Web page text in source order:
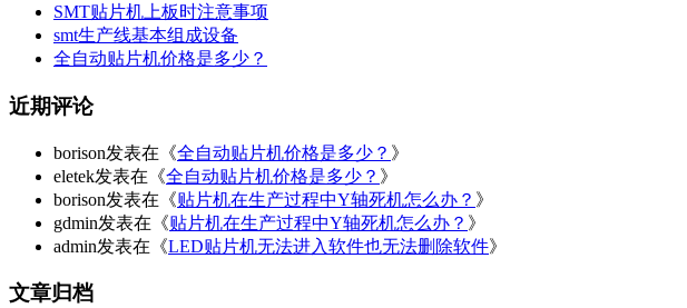
SMT贴片机上板时注意事项
smt生产线基本组成设备
全自动贴片机价格是多少？
近期评论
borison发表在《全自动贴片机价格是多少？ 》
eletek发表在《全自动贴片机价格是多少？ 》
borison发表在《贴片机在生产过程中Y轴死机怎么办？ 》
gdmin发表在《贴片机在生产过程中Y轴死机怎么办？ 》
admin发表在《LED贴片机无法进入软件也无法删除软件》
文章归档